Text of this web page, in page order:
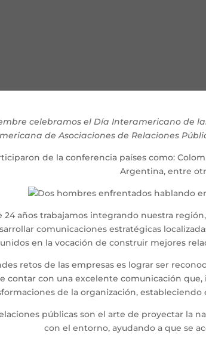
celebramos el Día Interamericano de
de Asociaciones de Relaciones
de la conferencia países como:
Argentina, entre
24 años trabajamos integrando nuestra
comunicaciones estratégicas
en la vocación de construir mejores
retos de las empresas es lograr ser
contar con una excelente comunicación
de la organización, estableciendo
públicasson el arte de proyectar la
con el entorno, ayudando a que se